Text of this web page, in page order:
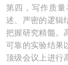
第四，写作质
述、严密的逻辑
把握研究精髓。
可靠的实验结果
顶级会议上进行